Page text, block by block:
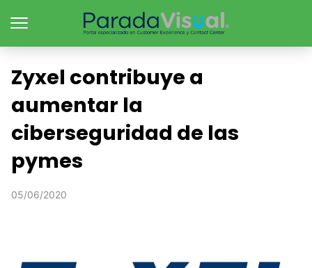
Zyxel contribuye a
aumentar la
ciberseguridad de las
pymes
05/06/2020